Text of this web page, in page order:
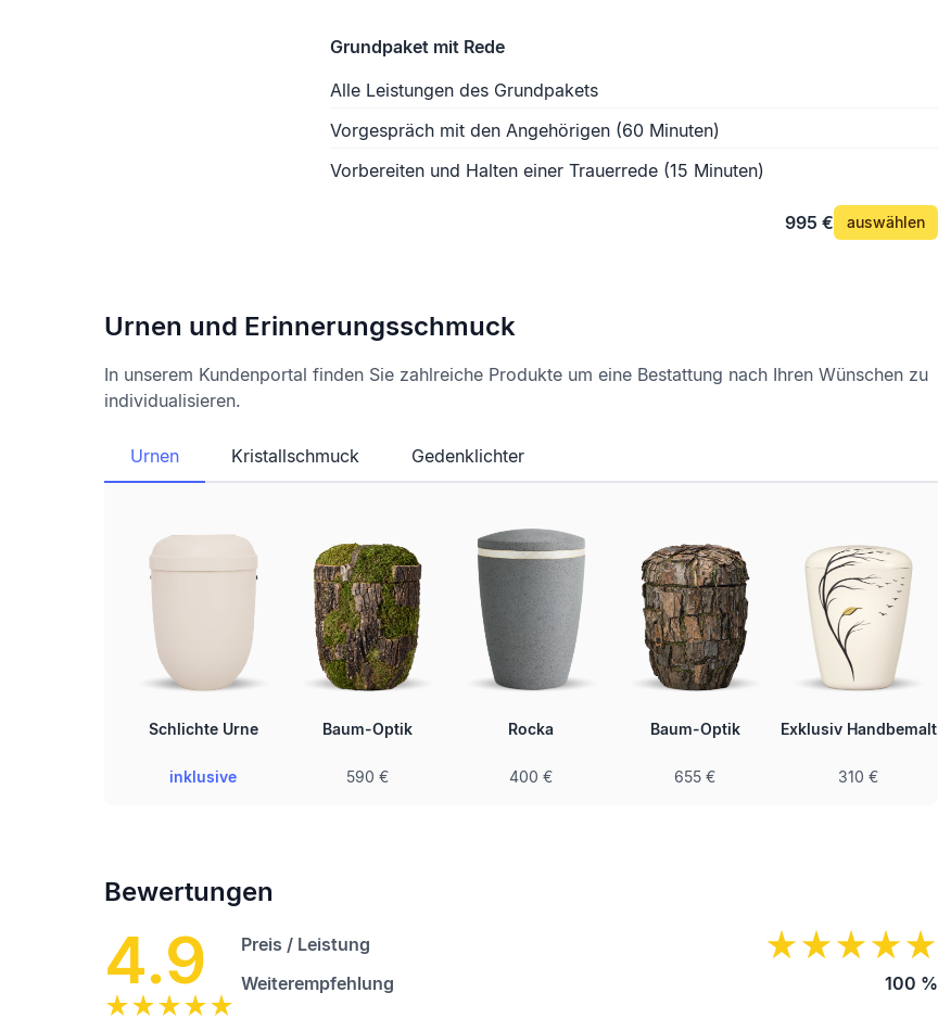
Grundpaket mit Rede
Alle Leistungen des Grundpakets
Vorgespräch mit den Angehörigen (60 Minuten)
Vorbereiten und Halten einer Trauerrede (15 Minuten)
995 € auswählen
Urnen und Erinnerungsschmuck
In unserem Kundenportal finden Sie zahlreiche Produkte um eine Bestattung nach Ihren Wünschen zu
individualisieren.
Urnen Kristallschmuck Gedenklichter
Schlichte Urne
inklusive
Baum-Optik
590 €
Rocka
400 €
Baum-Optik
655 €
Exklusiv Handbemalt
310 €
Bewertungen
4.9
Preis / Leistung
Weiterempfehlung
100 %